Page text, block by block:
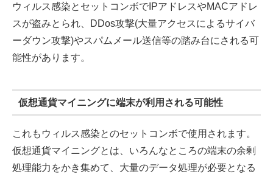
ウィルス感染とセットコンボでIPアドレスやMACアドレ
スが盗みとられ、DDos攻撃(大量アクセスによるサイバ
ーダウン攻撃)やスパムメール送信等の踏み台にされる可
能性があります。
仮想通貨マイニングに端末が利用される可能性
これもウィルス感染とのセットコンボで使用されます。
仮想通貨マイニングとは、いろんなところの端末の余剰
処理能力をかき集めて、大量のデータ処理が必要となる